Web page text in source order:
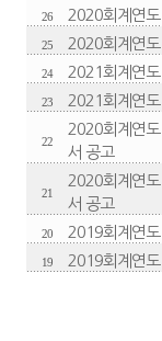
26 2020회계연
25 2020회계연
24 2021회계연
23 2021회계연
22
2020회계연
서 공고
21
2020회계연
서 공고
20 2019회계연
19 2019회계연